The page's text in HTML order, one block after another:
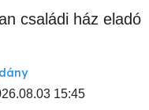
családi ház eladó
15:45